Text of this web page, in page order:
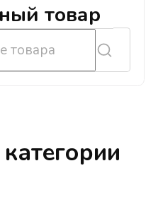
товар